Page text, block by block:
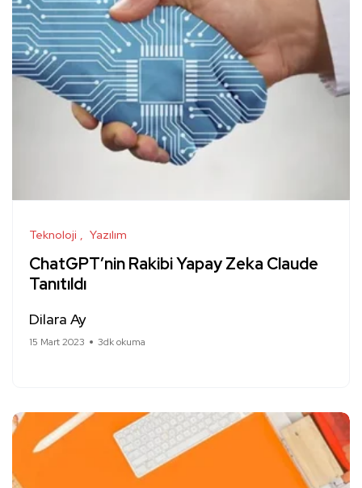
Teknoloji Yazılım
ChatGPT’nin Rakibi Yapay Zeka Claude
Tanıtıldı
Dilara Ay
15 Mart 2023 3dk okuma